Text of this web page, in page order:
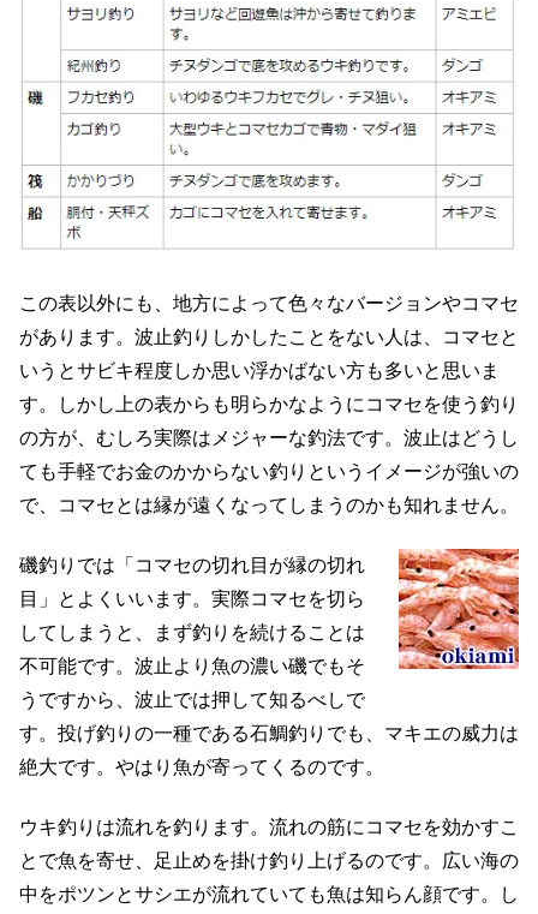
この表以外にも、地方によって色々なバージョンやコマセ
があります。波止釣りしかしたことをない人は、コマセと
いうとサビキ程度しか思い浮かばない方も多いと思いま
す。しかし上の表からも明らかなようにコマセを使う釣り
の方が、むしろ実際はメジャーな釣法です。波止はどうし
ても手軽でお金のかからない釣りというイメージが強いの
で、コマセとは縁が遠くなってしまうのかも知れません。
磯釣りでは「コマセの切れ目が縁の切れ
目」とよくいいます。実際コマセを切ら
してしまうと、まず釣りを続けることは
不可能です。波止より魚の濃い磯でもそ
うですから、波止では押して知るべしで
す。投げ釣りの一種である石鯛釣りでも、マキエの威力は
絶大です。やはり魚が寄ってくるのです。
ウキ釣りは流れを釣ります。流れの筋にコマセを効かすこ
とで魚を寄せ、足止めを掛け釣り上げるのです。広い海の
中をポツンとサシエが流れていても魚は知らん顔です。し